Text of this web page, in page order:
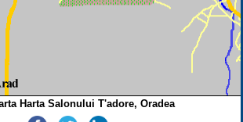
Harta Salonului T'adore, Oradea